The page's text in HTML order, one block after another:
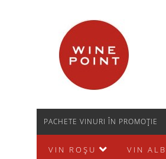
PACHETE VINURI ÎN PROMOȚIE
VIN ROȘU VIN ALB